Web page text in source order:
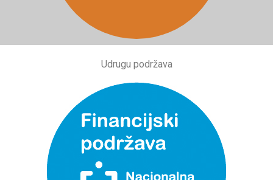
Udrugu podržava